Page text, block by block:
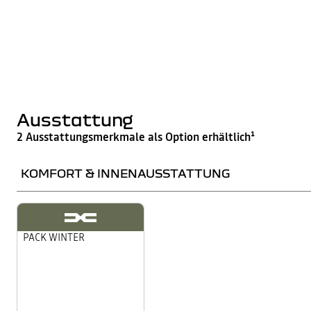
Ausstattung
2 Ausstattungsmerkmale als Option erhältlich¹
KOMFORT & INNENAUSSTATTUNG
PACK WINTER